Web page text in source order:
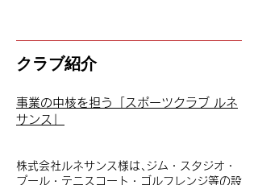
クラブ紹介
事業の中核を担う「スポーツクラブ ルネ
サンス」
株式会社ルネサンス様は､ジム・スタジオ・
プール・テニスコート・ゴルフレンジ等の設